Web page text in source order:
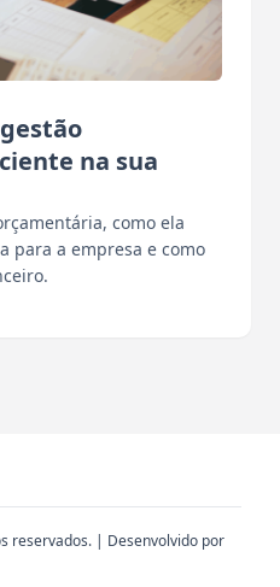
na sua
como ela
para a empresa e como
reservados. | Desenvolvido por